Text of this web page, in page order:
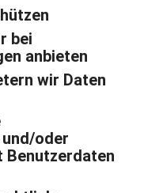
bei
anbieten
wir Daten
oder